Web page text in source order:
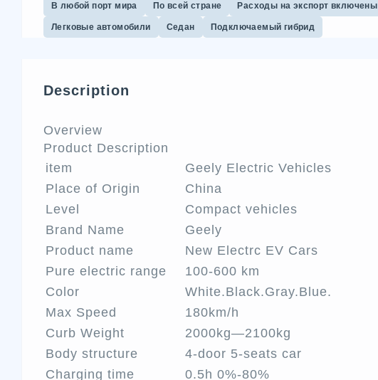
В любой порт мира По всей стране Расходы на экспорт включены
Легковые автомобили Седан Подключаемый гибрид
Description
Overview
Product Description
item
Geely Electric Vehicles
Place of Origin
China
Level
Compact vehicles
Brand Name
Geely
Product name
New Electrc EV Cars
Pure electric range
100-600 km
Color
White.Black.Gray.Blue.
Max Speed
180km/h
Curb Weight
2000kg—2100kg
Body structure
4-door 5-seats car
Charging time
0.5h 0%-80%